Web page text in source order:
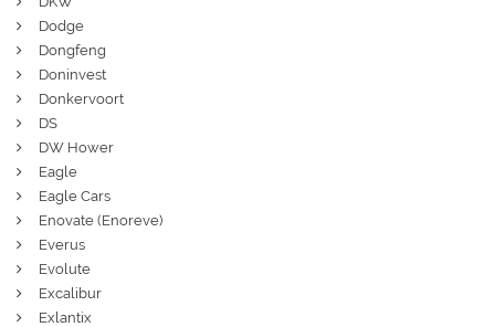
Dodge
Dongfeng
Doninvest
Donkervoort
DS
DW Hower
Eagle
Eagle Cars
Enovate (Enoreve)
Everus
Evolute
Excalibur
Exlantix